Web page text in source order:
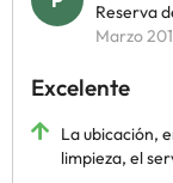
Reserva
Marzo
Excelente
La ubicación,
limpieza, el